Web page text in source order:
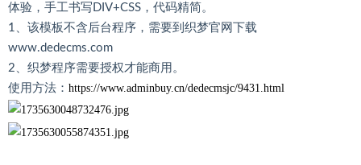
体验，手工书写DIV+CSS，代码精简。
1、该模板不含后台程序，需要到织梦官网下载
www.dedecms.com
2、织梦程序需要授权才能商用。
使用方法： https://www.adminbuy.cn/dedecmsjc/9431.html